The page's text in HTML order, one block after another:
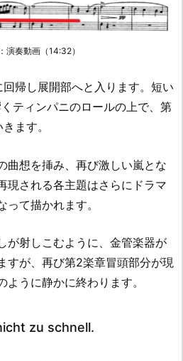
奏動画（14:32）
帰し展開部へと入ります。短い
ティンパニのロールの上で、第
ます。
曲想を挿み、再び激しい嵐とな
現される各主題はさらにドラマ
て描かれます。
が射しこむように、金管楽器が
すが、再び第2楽章冒頭部分が現
うに静かに終わります。
zu schnell.